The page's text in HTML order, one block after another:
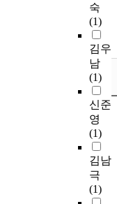
숙
(1)
김우
남
(1)
신준
영
(1)
김남
극
(1)